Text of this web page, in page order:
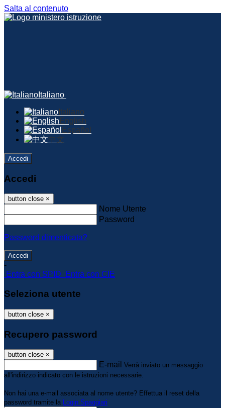
Salta al contenuto
Italiano
Italiano
English
Español
中文
Accedi
Accedi
button close ×
Nome Utente
Password
Password dimenticata?
-
Entra con SPID
Entra con CIE
Seleziona utente
button close ×
Recupero password
button close ×
E-mail Verrà inviato un messaggio
all'indirizzo indicato con le istruzioni necessarie.
Non hai una e-mail associata al nome utente? Effettua il reset della
password tramite la Login Spaggiari